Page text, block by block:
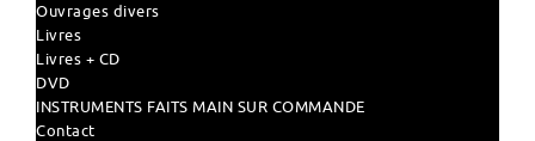
Ouvrages divers
Livres
Livres + CD
DVD
INSTRUMENTS FAITS MAIN SUR COMMANDE
Contact